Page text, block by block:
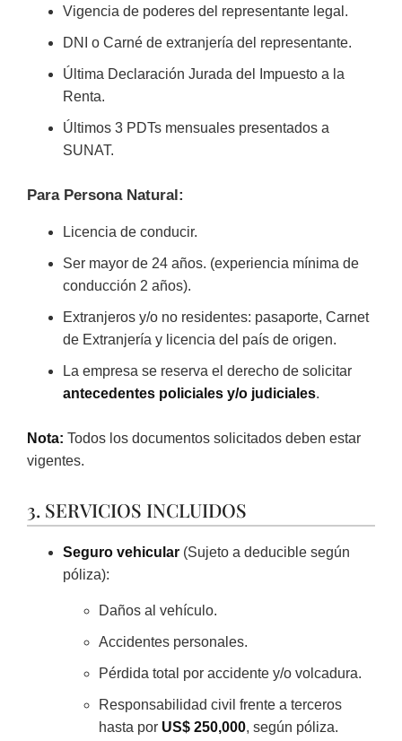
Vigencia de poderes del representante legal.
DNI o Carné de extranjería del representante.
Última Declaración Jurada del Impuesto a la
Renta.
Últimos 3 PDTs mensuales presentados a
SUNAT.
Para Persona Natural:
Licencia de conducir.
Ser mayor de 24 años. (experiencia mínima de
conducción 2 años).
Extranjeros y/o no residentes: pasaporte, Carnet
de Extranjería y licencia del país de origen.
La empresa se reserva el derecho de solicitar
antecedentes policiales y/o judiciales.
Nota: Todos los documentos solicitados deben estar
vigentes.
3. SERVICIOS INCLUIDOS
Seguro vehicular (Sujeto a deducible según
póliza):
Daños al vehículo.
Accidentes personales.
Pérdida total por accidente y/o volcadura.
Responsabilidad civil frente a terceros
hasta por US$ 250,000, según póliza.